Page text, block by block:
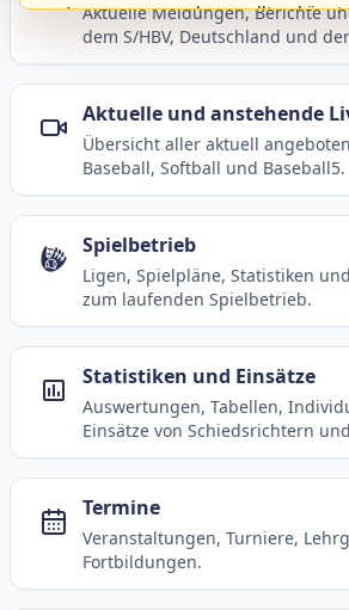
Aktuelle Meldungen, Berichte
dem S/HBV, Deutschland und
Aktuelle und anstehende
Übersicht aller aktuell
Baseball, Softball und Baseball5.
Spielbetrieb
Ligen, Spielpläne, Statistiken
zum laufenden Spielbetrieb.
Statistiken und Einsätze
Auswertungen, Tabellen,
Einsätze von Schiedsrichtern
Termine
Veranstaltungen, Turniere,
Fortbildungen.
Anregungen geben sollte,
gerne an die Verbandsadresse
schicken.